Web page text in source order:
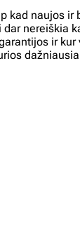
naujos
ir